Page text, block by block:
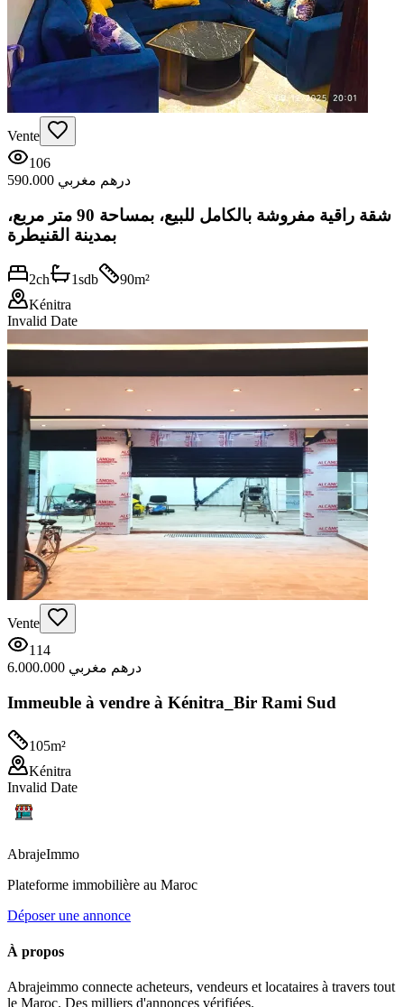
Vente
106
590.000 درهم مغربي
شقة راقية مفروشة بالكامل للبيع، بمساحة 90 متر مربع،
بمدينة القنيطرة
2ch 1sdb 90m²
Kénitra
Invalid Date
Vente
114
6.000.000 درهم مغربي
Immeuble à vendre à Kénitra_Bir Rami Sud
105m²
Kénitra
Invalid Date
AbrajeImmo
Plateforme immobilière au Maroc
Déposer une annonce
À propos
Abrajeimmo connecte acheteurs, vendeurs et locataires à travers tout
le Maroc. Des milliers d'annonces vérifiées.